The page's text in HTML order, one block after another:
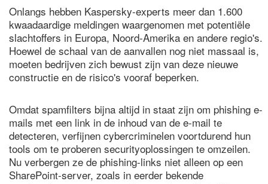
Onlangs hebben Kaspersky-experts meer dan 1.600
kwaadaardige meldingen waargenomen met potentiële
slachtoffers in Europa, Noord-Amerika en andere regio's.
Hoewel de schaal van de aanvallen nog niet massaal is,
moeten bedrijven zich bewust zijn van deze nieuwe
constructie en de risico's vooraf beperken.
Omdat spamfilters bijna altijd in staat zijn om phishing e-
mails met een link in de inhoud van de e-mail te
detecteren, verfijnen cybercriminelen voortdurend hun
tools om te proberen securityoplossingen te omzeilen.
Nu verbergen ze de phishing-links niet alleen op een
SharePoint-server, zoals in eerder bekende